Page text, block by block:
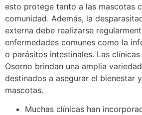
esto protege tanto a las mascotas
comunidad. Además, la
externa debe realizarse
enfermedades comunes como la
o parásitos intestinales. Las
Osorno brindan una amplia
destinados a asegurar el bienestar
mascotas.
Muchas clínicas han